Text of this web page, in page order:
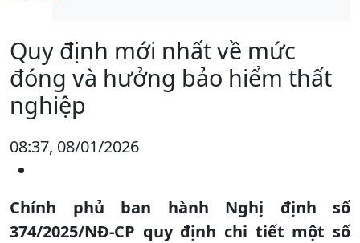
Quy định mới nhất về mức
đóng và hưởng bảo hiểm thất
nghiệp
08:37, 08/01/2026
Chính phủ ban hành Nghị định số
374/2025/NĐ-CP quy định chi tiết một số